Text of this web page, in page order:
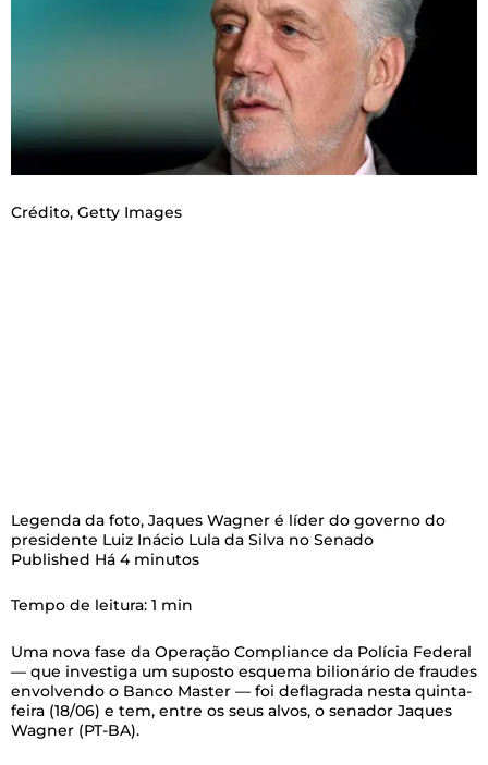
Crédito, Getty Images
Legenda da foto, Jaques Wagner é líder do governo do
presidente Luiz Inácio Lula da Silva no Senado
Published Há 4 minutos
Tempo de leitura: 1 min
Uma nova fase da Operação Compliance da Polícia Federal
— que investiga um suposto esquema bilionário de fraudes
envolvendo o Banco Master — foi deflagrada nesta quinta-
feira (18/06) e tem, entre os seus alvos, o senador Jaques
Wagner (PT-BA).